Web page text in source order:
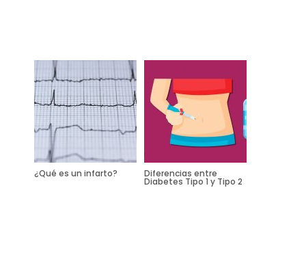
¿Qué es un infarto? Diferencias entre
Diabetes Tipo 1 y Tipo 2